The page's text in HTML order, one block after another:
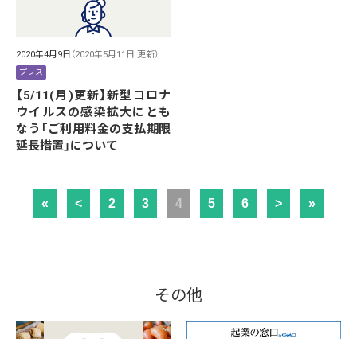
2020年4月9日 （2020年5月11日 更新）
プレス
【5/11(月)更新】新型コロナ
ウイルスの感染拡大にとも
なう「ご利用料金の支払期限
延長措置」について
« < 2 3 4 5 6 > »
その他